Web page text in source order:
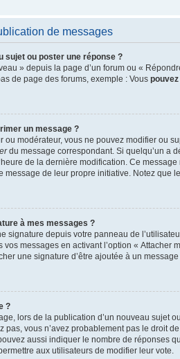
de messages
sujet ou poster une réponse ?
» depuis la page d’un forum ou «
de page des forums, exemple : Vous pouvez
un message ?
ou modérateur, vous ne pouvez modifier ou
du message correspondant. Si quelqu’un a
de la dernière modification. Ce
message de leur propre initiative. Notez que
à mes messages ?
signature depuis votre panneau de
vos messages en activant l’option «
une signature d’être ajoutée à un
?
lors de la publication d’un nouveau sujet
pas, vous n’avez probablement pas le droit
aussi indiquer le nombre de réponses
aux utilisateurs de modifier leur vote.